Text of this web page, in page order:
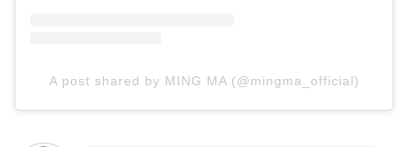
A post shared by MING MA (@mingma_official)